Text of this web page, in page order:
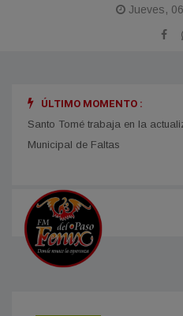
Jueves,
ÚLTIMO MOMENTO :
Santo Tomé trabaja en la
Municipal de Faltas